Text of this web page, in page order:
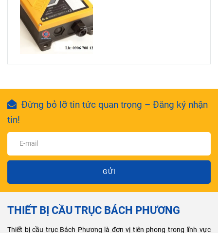
Đừng bỏ lỡ tin tức quan trọng – Đăng ký nhận
tin!
GỬI
THIẾT BỊ CẦU TRỤC BÁCH PHƯƠNG
Thiết bị cầu trục Bách Phương là đơn vị tiên phong trong lĩnh vực